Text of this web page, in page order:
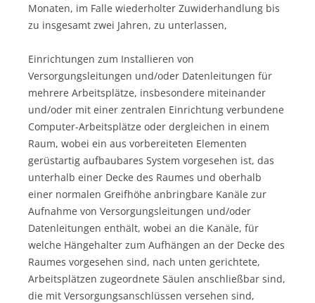
Monaten, im Falle wiederholter Zuwiderhandlung bis
zu insgesamt zwei Jahren, zu unterlassen,
Einrichtungen zum Installieren von
Versorgungsleitungen und/oder Datenleitungen für
mehrere Arbeitsplätze, insbesondere miteinander
und/oder mit einer zentralen Einrichtung verbundene
Computer-Arbeitsplätze oder dergleichen in einem
Raum, wobei ein aus vorbereiteten Elementen
gerüstartig aufbaubares System vorgesehen ist, das
unterhalb einer Decke des Raumes und oberhalb
einer normalen Greifhöhe anbringbare Kanäle zur
Aufnahme von Versorgungsleitungen und/oder
Datenleitungen enthält, wobei an die Kanäle, für
welche Hängehalter zum Aufhängen an der Decke des
Raumes vorgesehen sind, nach unten gerichtete,
Arbeitsplätzen zugeordnete Säulen anschließbar sind,
die mit Versorgungsanschlüssen versehen sind,